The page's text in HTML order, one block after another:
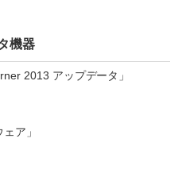
機器
2013 アップデータ」
ア」